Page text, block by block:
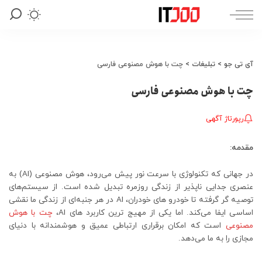
آی تی جو > تبلیغات > چت با هوش مصنوعی فارسی
چت با هوش مصنوعی فارسی
رپورتاژ آگهی
مقدمه:
در جهانی که تکنولوژی با سرعت نور پیش می‌رود، هوش مصنوعی (AI) به
عنصری جدایی‌ ناپذیر از زندگی روزمره تبدیل شده است. از سیستم‌های
توصیه‌ گر گرفته تا خودرو های خودران، AI در هر جنبه‌ای از زندگی ما نقشی
اساسی ایفا می‌کند. اما یکی از مهیج‌ ترین کاربرد های AI،
چت با هوش
مصنوعی است که امکان برقراری ارتباطی عمیق و هوشمندانه با دنیای
مجازی را به ما می‌دهد.